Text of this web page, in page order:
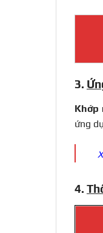
3.
Khớp
ứng
4.